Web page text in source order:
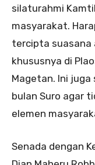
silaturahmi
masyarakat.
tercipta suasana
khususnya di
Magetan. Ini
bulan Suro agar
elemen
Senada dengan